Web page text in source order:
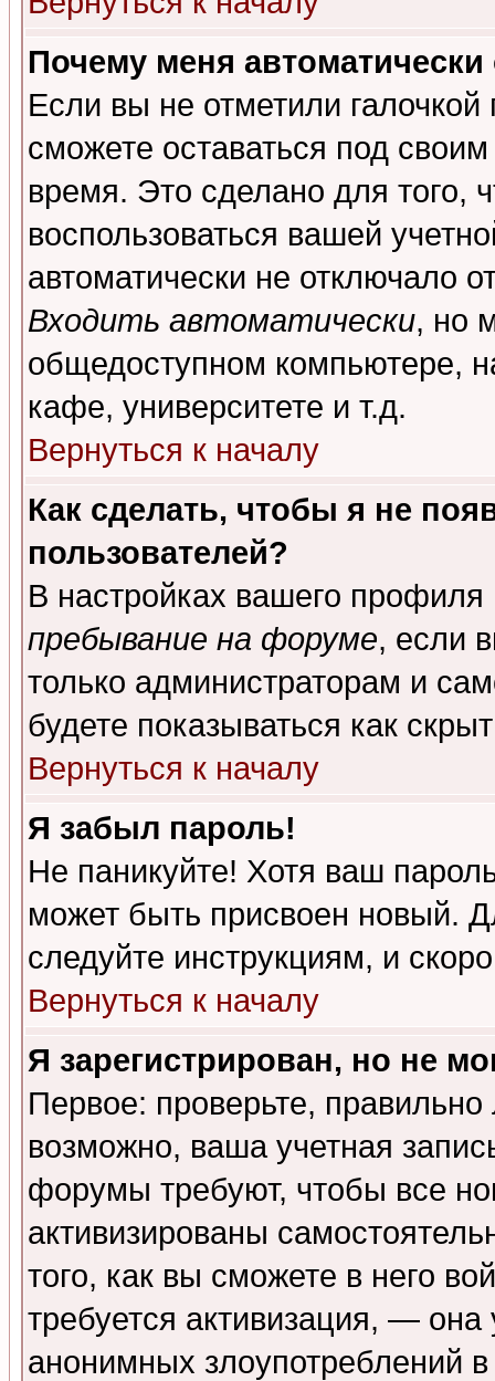
Почему меня автоматически
Если вы не отметили галочкой
сможете оставаться под
время. Это сделано для того,
воспользоваться вашей
автоматически не отключало
Входить автоматически, но
общедоступном компьютере,
кафе, университете и т.д.
Вернуться к началу
Как сделать, чтобы я не
пользователей?
В настройках вашего
пребывание на форуме, если
только администраторам и
будете показываться как
Вернуться к началу
Я забыл пароль!
Не паникуйте! Хотя ваш
может быть присвоен новый.
следуйте инструкциям, и
Вернуться к началу
Я зарегистрирован, но не
Первое: проверьте,
возможно, ваша учетная
форумы требуют, чтобы все
активизированы
того, как вы сможете в него
требуется активизация, —
анонимных злоупотреблений